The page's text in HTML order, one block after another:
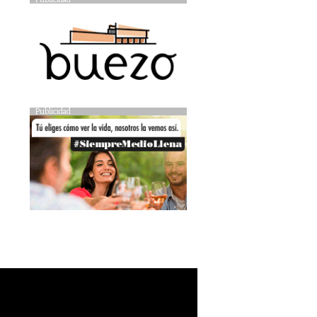
Publicidad